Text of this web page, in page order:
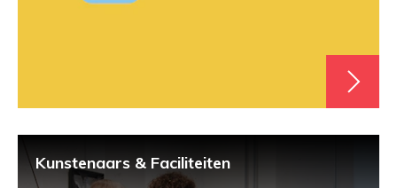
Kunstenaars & Faciliteiten